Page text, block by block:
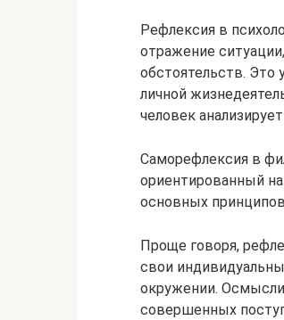
Рефлексия в
отражение
обстоятельств. Это
личной
человек
Саморефлексия в
ориентированный
основных
Проще говоря,
свои
окружении.
совершенных